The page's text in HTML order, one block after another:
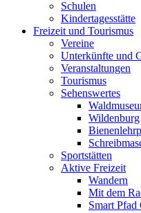
Schulen
Kindertagesstätte
Freizeit und Tourismus
Vereine
Unterkünfte und
Veranstaltungen
Tourismus
Sehenswertes
Wildenburg
Sportstätten
Aktive Freizeit
Wandern
Mit dem
Smart Pfad